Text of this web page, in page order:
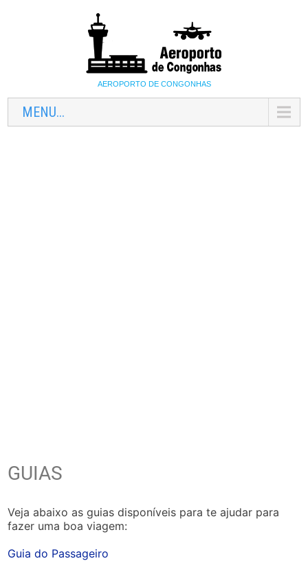
AEROPORTO DE CONGONHAS
MENU...
GUIAS
Veja abaixo as guias disponíveis para te ajudar para
fazer uma boa viagem:
Guia do Passageiro